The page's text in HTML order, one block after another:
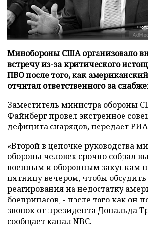
Минобороны США организовало
встречу из-за критического
ПВО после того, как
отчитал ответственного за
Заместитель министра обороны
Файнберг провел экстренное
дефицита снарядов, передаетРИА
«Второй в цепочке руководства
обороны человек срочно собрал
военным и оборонным закупкам
пятницу вечером, чтобы обсудить
реагирования на недостатку
боеприпасов, - после того как он
звонок от президента Дональда
сообщает канал NBC.